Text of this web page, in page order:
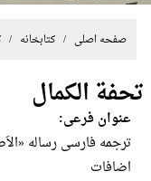
صفحه اصلی / کتابخانه /
تحفة الکمال
عنوان فرعی:
ترجمه فارسى رساله
اضافات